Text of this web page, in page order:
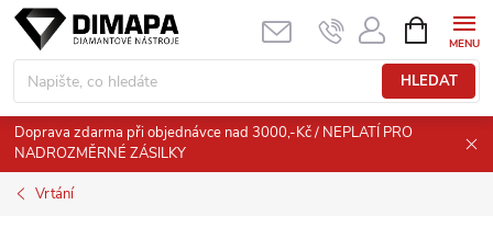
Přejít
obsah
HLEDAT
NÁKUPNÍ
KOŠÍK
Doprava zdarma při objednávce nad 3000,-Kč / NEPLATÍ PRO
NADROZMĚRNÉ ZÁSILKY
Vrtání